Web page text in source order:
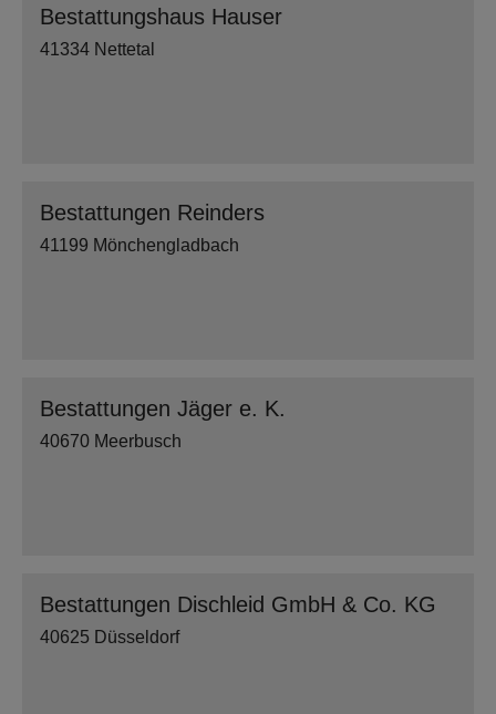
Bestattungshaus Hauser
41334 Nettetal
Bestattungen Reinders
41199 Mönchengladbach
Bestattungen Jäger e. K.
40670 Meerbusch
Bestattungen Dischleid GmbH & Co. KG
40625 Düsseldorf